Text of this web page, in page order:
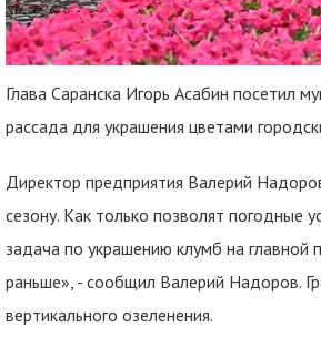
Глава Саранска Игорь Асабин посетил
рассада для украшения цветами
Директор предприятия Валерий
сезону. Как только позволят погодные
задача по украшению клумб на
раньше», - сообщил Валерий Надоров.
вертикального озеленения.